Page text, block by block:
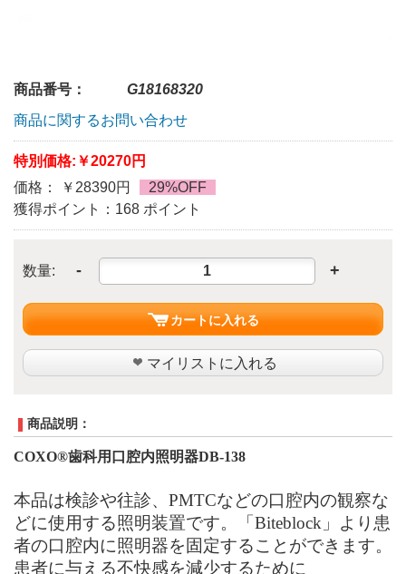
商品番号：
G18168320
商品に関するお問い合わせ
特別価格: ￥20270円
価格： ￥28390円
29%OFF
獲得ポイント：168 ポイント
数量: - +
カートに入れる
マイリストに入れる
商品説明：
COXO®歯科用口腔内照明器DB-138
本品は検診や往診、PMTCなどの口腔内の観察な
どに使用する照明装置です。「Biteblock」より患
者の口腔内に照明器を固定することができます。
患者に与える不快感を減少するために